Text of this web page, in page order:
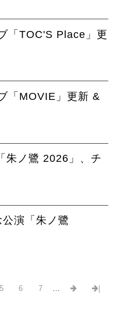
「TOC'S Place」更
「MOVIE」更新 &
朱ノ鷺 2026」、チ
演「朱ノ鷺
5 6 7